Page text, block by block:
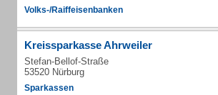
Volks-/Raiffeisenbanken
Kreissparkasse Ahrweiler
Stefan-Bellof-Straße
53520 Nürburg
Sparkassen